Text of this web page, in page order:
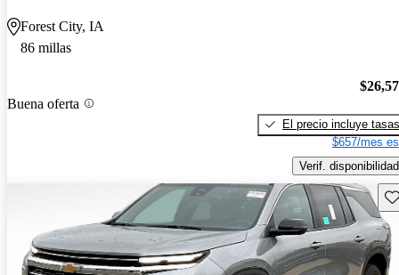
Forest City, IA
86 millas
Buena oferta
El precio incluye tasas
$657/mes
Verif. disponibilidad